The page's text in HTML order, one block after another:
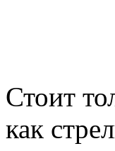
Стоит
как